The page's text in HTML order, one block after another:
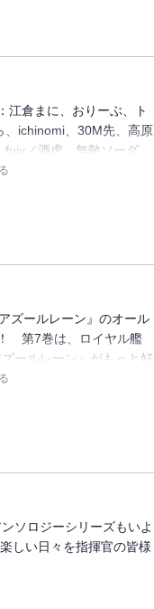
倉まに、おりーぶ、ト
、ichinomi、30M先、高原
／酒虎、無敵ソーダ、
ンド
ズールレーン』のオール
第7巻は、ロイヤル艦
ールレーン』がもっと好
ソロジーシリーズもいよ
しい日々を指揮官の皆様